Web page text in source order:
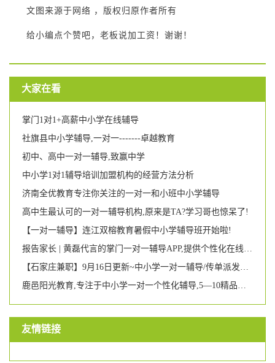
文图来源于网络 ，版权归原作者所有
给小编点个赞吧，老板说加工资！谢谢！
大家在看
掌门1对1+高薪中小学在线辅导
社旗县中小学辅导,一对一-------卓越教育
初中、高中一对一辅导,致赢中学
中小学1对1辅导培训加盟机构的经营方法分析
济南全优教育专注你关注的一对一和小班中小学辅导
高中生最认可的一对一辅导机构,原来是TA?学习哥也惊呆了!
【一对一辅导】连江双榕教育暑假中小学辅导班开始啦!
报告家长 | 黄磊代言的掌门一对一辅导APP,提供个性化在线学习辅导,仍有6大不足之处
【石家庄兼职】9月16日更新~中小学一对一辅导/传单派发举牌/婚宴餐厅兼职
鹿邑阳光教育,专注于中小学一对一个性化辅导,5—10精品小班,小学生托管,优秀学员可参加语数英等竞赛活动,可签约郑州名校.
友情链接